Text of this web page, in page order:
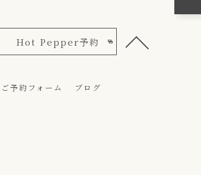
Hot Pepper予約
ご予約フォーム
ブログ